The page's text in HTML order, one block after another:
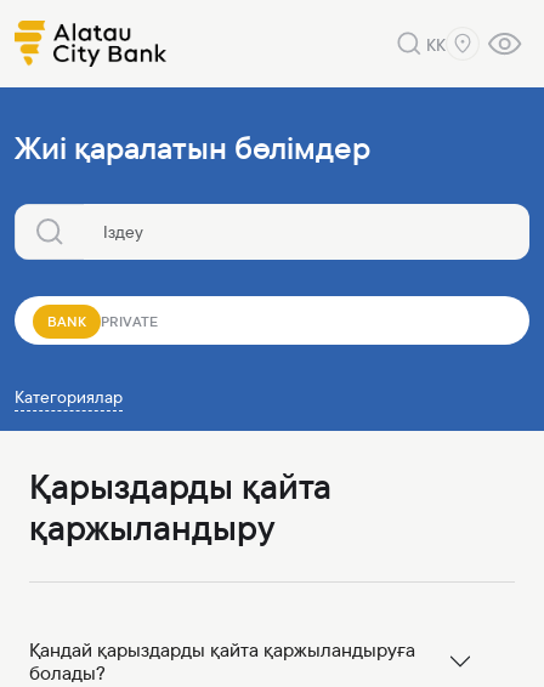
KK
Жиі қаралатын бөлімдер
BANK PRIVATE
Категориялар
Қарыздарды қайта
қаржыландыру
Қандай қарыздарды қайта қаржыландыруға
болады?